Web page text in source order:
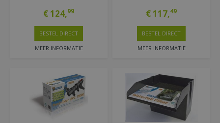
€124,99
MEER INFORMATIE
BESTEL DIRECT
€117,49
MEER INFORMATIE
BESTEL DIRECT